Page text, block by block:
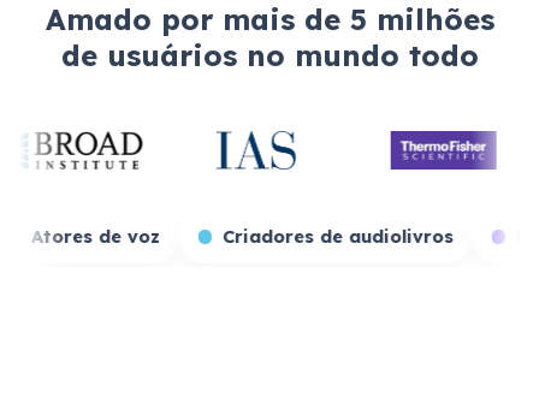
Amado por mais de 5 milhões
de usuários no mundo todo
de jogos Atores de voz Criadores de